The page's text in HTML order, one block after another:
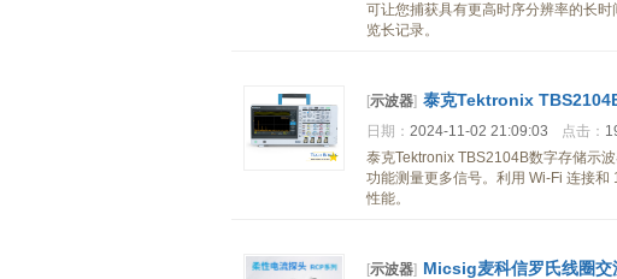
可让您捕获具有更高时序分辨率的长
览长记录。
[示波器] 泰克Tektronix
日期： 2024-11-02 21:09:03 点击：
泰克Tektronix TBS2104B数字存储示
功能测量更多信号。利用 Wi-Fi 连接
性能。
[示波器] Micsig麦科信罗氏线圈交